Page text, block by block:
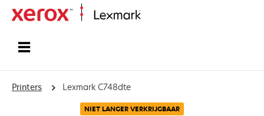
Printers Lexmark C748dte
NIET LANGER VERKRIJGBAAR